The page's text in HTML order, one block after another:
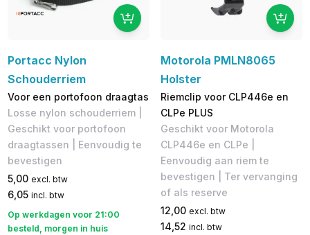
Portacc Nylon
Schouderriem
Voor een portofoon draagtas
Losse nylon schouderriem |
Geschikt voor portofoon
draagtassen | Eenvoudig te
bevestigen
5,00 excl. btw
6,05 incl. btw
Op werkdagen voor 21:00
besteld, morgen in huis
Motorola PMLN8065
Holster
Riemclip voor CLP446e en
CLPe PLUS
Geschikt voor Motorola
CLP446e en CLPe |
Eenvoudig aan riem te
bevestigen | Ter vervanging
of als reserve
12,00 excl. btw
14,52 incl. btw